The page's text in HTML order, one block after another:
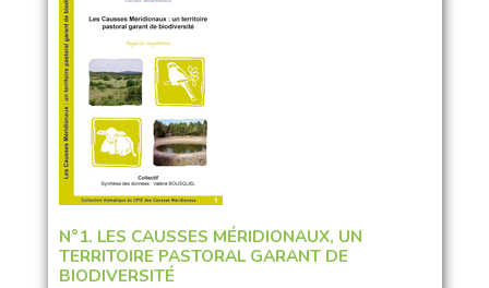
N°1. LES CAUSSES MÉRIDIONAUX, UN
TERRITOIRE PASTORAL GARANT DE
BIODIVERSITÉ